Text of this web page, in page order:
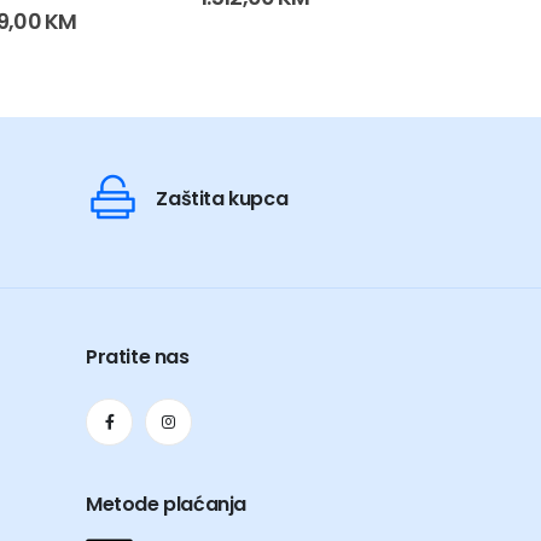
of 5KM
Zaštita kupca
Pratite nas
Metode plaćanja